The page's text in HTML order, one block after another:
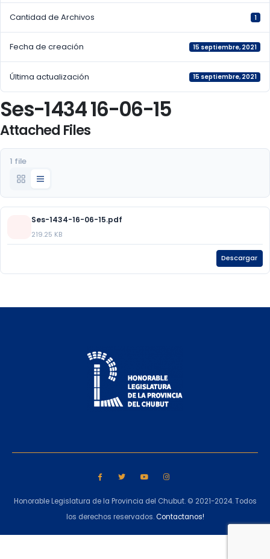
Cantidad de Archivos 1
Fecha de creación 15 septiembre, 2021
Última actualización 15 septiembre, 2021
Ses-1434 16-06-15
Attached Files
1 file
Ses-1434-16-06-15.pdf
219.25 KB
Descargar
Honorable Legislatura de la Provincia del Chubut. © 2021-2024. Todos
los derechos reservados.Contactanos!